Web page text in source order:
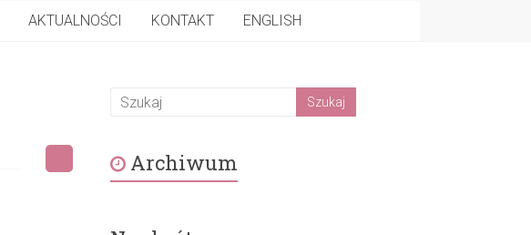
AKTUALNOŚCI KONTAKT ENGLISH
Archiwum